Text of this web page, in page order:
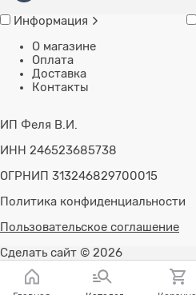
Информация
О магазине
Оплата
Доставка
Контакты
ИП Феля В.И.
ИНН 246523685738
ОГРНИП 313246829700015
Политика конфиденциальности
Пользовательское соглашение
Сделать сайт © 2026